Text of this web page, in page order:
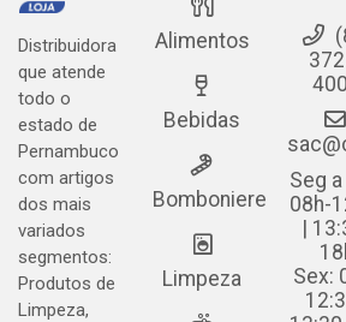
Distribuidora
que atende
todo o
estado de
Pernambuco
com artigos
dos mais
variados
segmentos:
Produtos de
Limpeza,
Alimentos
Bebidas
Bomboniere
Limpeza
Seg a
08h-
|
Sex: